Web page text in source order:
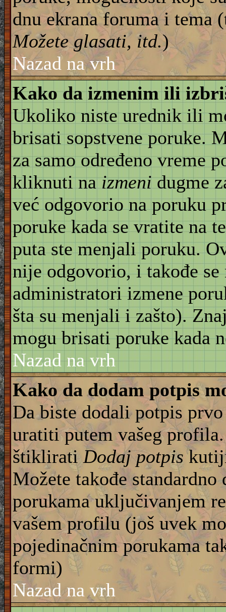
dnu ekrana foruma i tema
Možete glasati, itd.)
Nazad na vrh
Kako da izmenim ili
Ukoliko niste urednik ili
brisati sopstvene poruke.
za samo određeno vreme
kliknuti naizmenidugme
već odgovorio na poruku
poruke kada se vratite na
puta ste menjali poruku.
nije odgovorio, i takođe
administratori izmene
šta su menjali i zašto).
mogu brisati poruke kada
Nazad na vrh
Kako da dodam potpis
Da biste dodali potpis
uratiti putem vašeg
štiklirati Dodaj potpis
Možete takođe
porukama uključivanjem
vašem profilu (još uvek
pojedinačnim porukama
formi)
Nazad na vrh